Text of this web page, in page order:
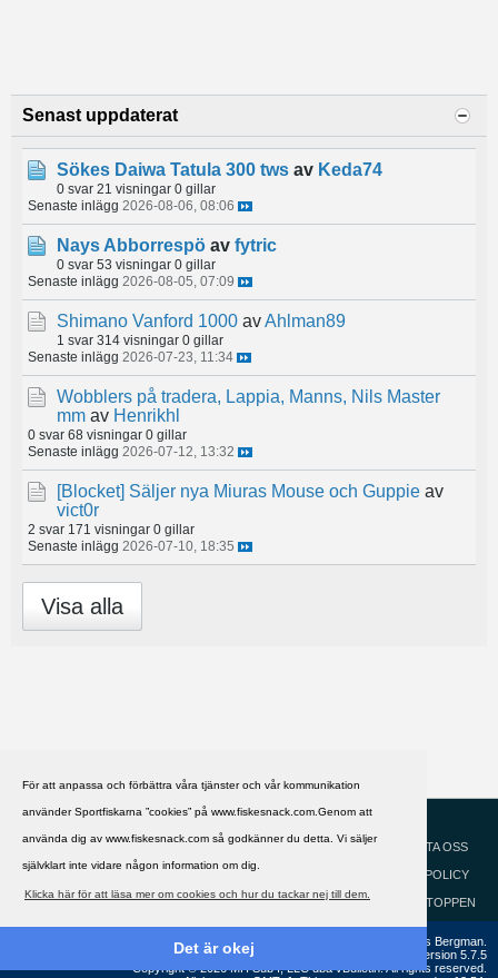
För att anpassa och förbättra våra tjänster och vår kommunikation
använder Sportfiskarna ”cookies” på www.fiskesnack.com.Genom att
använda dig av www.fiskesnack.com så godkänner du detta. Vi säljer
självklart inte vidare någon information om dig.
Klicka här för att läsa mer om cookies och hur du tackar nej till dem.
Det är okej
Senast uppdaterat
Sökes Daiwa Tatula 300 tws av Keda74
0 svar 21 visningar 0 gillar
Senaste inlägg 2026-08-06, 08:06
Nays Abborrespö av fytric
0 svar 53 visningar 0 gillar
Senaste inlägg 2026-08-05, 07:09
Shimano Vanford 1000 avAhlman89
1 svar 314 visningar 0 gillar
Senaste inlägg 2026-07-23, 11:34
Wobblers på tradera, Lappia, Manns, Nils Master
mm av Henrikhl
0 svar 68 visningar 0 gillar
Senaste inlägg 2026-07-12, 13:32
[Blocket] Säljer nya Miuras Mouse och Guppie av
vict0r
2 svar 171 visningar 0 gillar
Senaste inlägg 2026-07-10, 18:35
Visa alla
HJÄLP
KONTAKTA OSS
COOKIEPOLICY
GÅ TILL TOPPEN
Copyright ©2002 - 2021, FiskeSnack.com. Grundad 2002 av Anders Bergman.
Version 5.7.5
Copyright © 2026 MH Sub I, LLC dba vBulletin. All rights reserved.